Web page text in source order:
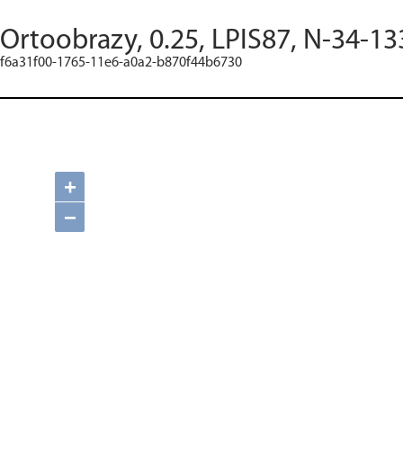
Ortoobrazy, 0.25, LPIS87, N-34-
f6a31f00-1765-11e6-a0a2-b870f44b6730
+
−